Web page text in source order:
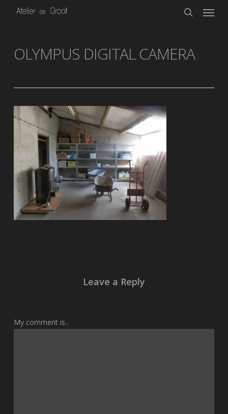
Menu
OLYMPUS DIGITAL CAMERA
Leave a Reply
My comment is..